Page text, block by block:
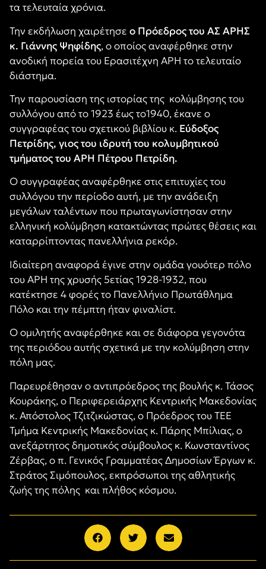
τα τελευταία χρόνια.
Την εκδήλωση χαιρέτησε ο Πρόεδρος του ΑΣ ΑΡΗΣ
κ. Γιάννης Ψηφίδης, ο οποίος αναφέρθηκε στην
ανοδική πορεία του Ερασιτέχνη ΑΡΗ το τελευταίο
διάστημα.
Την παρουσίαση της ιστορίας της κολύμβησης του
συλλόγου από το 1923 έως το1940, έκανε ο
συγγραφέας του σχετικού βιβλίου κ. Εύδοξος
Πετρίδης, γιος του ιδρυτή του κολυμβητικού
τμήματος του ΑΡΗ Πέτρου Πετρίδη.
Ο συγγραφέας αναφέρθηκε στις επιτυχίες του
συλλόγου την περίοδο αυτή, με την ανάδειξη
μεγάλων ταλέντων που πρωταγωνίστησαν στην
ελληνική κολύμβηση κατακτώντας πρώτες θέσεις και
καταρρίπτοντας πανελλήνια ρεκόρ.
Ιδιαίτερη αναφορά έγινε στην ομάδα γουότερ πόλο
του ΑΡΗ της χρυσής 5ετίας 1928-1932, που
κατέκτησε 4 φορές το Πανελλήνιο Πρωτάθλημα
Πόλο και την πέμπτη ήταν φιναλίστ.
Ο ομιλητής αναφέρθηκε και σε διάφορα γεγονότα
της περιόδου αυτής σχετικά με την κολύμβηση στην
πόλη μας.
Παρευρέθησαν ο αντιπρόεδρος της βουλής κ. Τάσος
Κουράκης, ο Περιφερειάρχης Κεντρικής Μακεδονίας
κ. Απόστολος Τζιτζικώστας, ο Πρόεδρος του ΤΕΕ
Τμήμα Κεντρικής Μακεδονίας κ. Πάρης Μπίλιας, ο
ανεξάρτητος δημοτικός σύμβουλος κ. Κωνσταντίνος
Ζέρβας, ο π. Γενικός Γραμματέας Δημοσίων Έργων κ.
Στράτος Σιμόπουλος, εκπρόσωποι της αθλητικής
ζωής της πόλης και πλήθος κόσμου.